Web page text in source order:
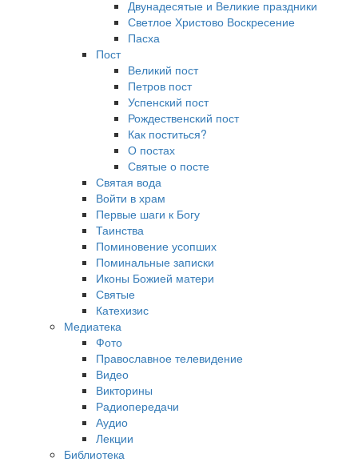
Двунадесятые и Великие праздники
Светлое Христово Воскресение
Пасха
Пост
Великий пост
Петров пост
Успенский пост
Рождественский пост
Как поститься?
О постах
Святые о посте
Святая вода
Войти в храм
Первые шаги к Богу
Таинства
Поминовение усопших
Поминальные записки
Иконы Божией матери
Святые
Катехизис
Медиатека
Фото
Православное телевидение
Видео
Викторины
Радиопередачи
Аудио
Лекции
Библиотека